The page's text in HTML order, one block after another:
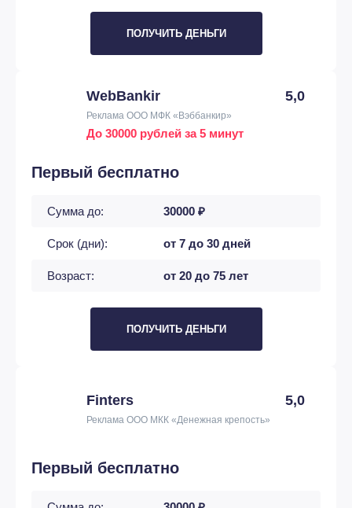
ПОЛУЧИТЬ ДЕНЬГИ
WebBankir 5,0
Реклама ООО МФК «Вэббанкир»
До 30000 рублей за 5 минут
Первый бесплатно
Сумма до: 30000 ₽
Срок (дни): от 7 до 30 дней
Возраст: от 20 до 75 лет
ПОЛУЧИТЬ ДЕНЬГИ
Finters 5,0
Реклама ООО МКК «Денежная крепость»
Первый бесплатно